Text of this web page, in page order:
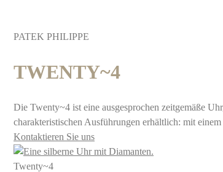
PATEK PHILIPPE
TWENTY~4
Die Twenty~4 ist eine ausgesprochen zeitgemäße
charakteristischen Ausführungen erhältlich: mit
Kontaktieren Sie uns
Twenty~4